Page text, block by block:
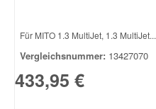
Für MITO 1.3 MultiJet, 1.3 MultiJet...
Vergleichsnummer: 13427070
433,95 €